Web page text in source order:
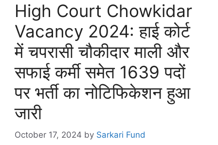
High Court Chowkidar
Vacancy 2024: हाई कोर्ट
में चपरासी चौकीदार माली और
सफाई कर्मी समेत 1639 पदों
पर भर्ती का नोटिफिकेशन हुआ
जारी
October 17, 2024 by Sarkari Fund